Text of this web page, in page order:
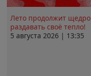
Лето продолжит щедро
раздавать своё тепло!
5 августа 2026 | 13:35